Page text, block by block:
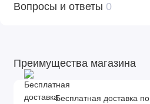
Вопросы и ответы 0
Преимущества магазина
Бесплатная доставка